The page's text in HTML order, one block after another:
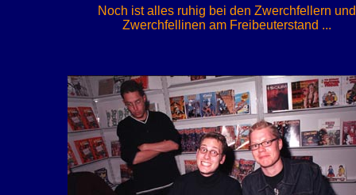
Noch ist alles ruhig bei den Zwerchfellern und
Zwerchfellinen am Freibeuterstand ...